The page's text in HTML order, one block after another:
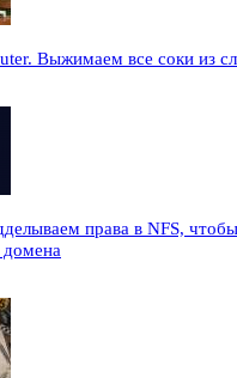
Выжимаем все соки из
права в NFS,
домена